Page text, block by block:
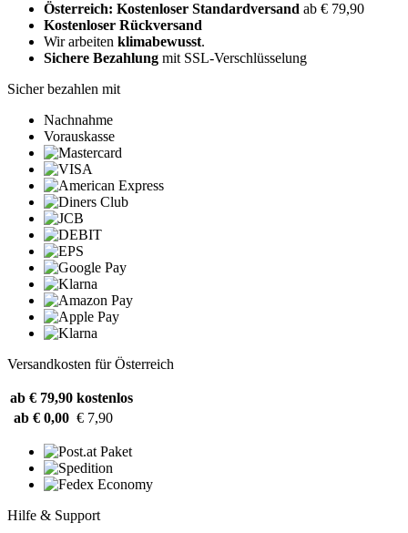
Österreich: Kostenloser Standardversand ab € 79,90
Kostenloser Rückversand
Wir arbeiten klimabewusst.
Sichere Bezahlung mit SSL-Verschlüsselung
Sicher bezahlen mit
Nachnahme
Vorauskasse
Versandkosten für Österreich
ab € 79,90 kostenlos
ab € 0,00 € 7,90
Hilfe & Support